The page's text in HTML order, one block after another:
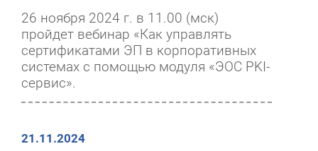
26 ноября 2024 г. в 11.00 (мск)
пройдет вебинар «Как управлять
сертификатами ЭП в корпоративных
системах с помощью модуля «ЭОС PKI-
сервис».
21.11.2024